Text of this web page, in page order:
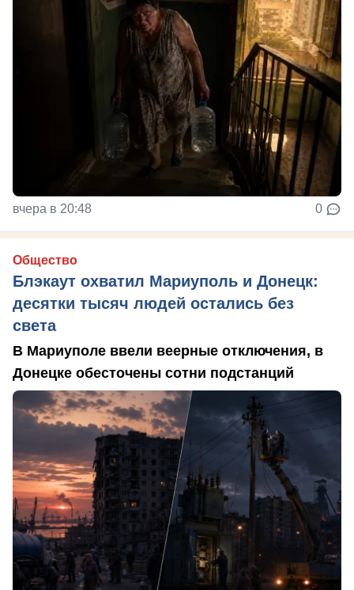
вчера в 20:48 0
Общество
Блэкаут охватил Мариуполь и Донецк:
десятки тысяч людей остались без
света
В Мариуполе ввели веерные отключения, в
Донецке обесточены сотни подстанций